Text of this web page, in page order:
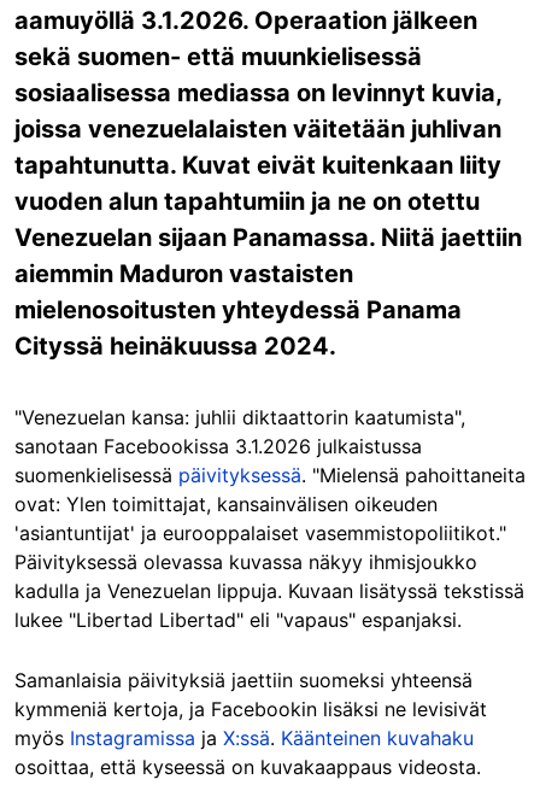
aamuyöllä 3.1.2026. Operaation jälkeen
sekä suomen- että muunkielisessä
sosiaalisessa mediassa on levinnyt kuvia,
joissa venezuelalaisten väitetään juhlivan
tapahtunutta. Kuvat eivät kuitenkaan liity
vuoden alun tapahtumiin ja ne on otettu
Venezuelan sijaan Panamassa. Niitä jaettiin
aiemmin Maduron vastaisten
mielenosoitusten yhteydessä Panama
Cityssä heinäkuussa 2024.
"Venezuelan kansa: juhlii diktaattorin kaatumista",
sanotaan Facebookissa 3.1.2026 julkaistussa
suomenkielisessä päivityksessä. "Mielensä pahoittaneita
ovat: Ylen toimittajat, kansainvälisen oikeuden
'asiantuntijat' ja eurooppalaiset vasemmistopoliitikot."
Päivityksessä olevassa kuvassa näkyy ihmisjoukko
kadulla ja Venezuelan lippuja. Kuvaan lisätyssä tekstissä
lukee "Libertad Libertad" eli "vapaus" espanjaksi.
Samanlaisia päivityksiä jaettiin suomeksi yhteensä
kymmeniä kertoja, ja Facebookin lisäksi ne levisivät
myös Instagramissa ja X:ssä. Käänteinen kuvahaku
osoittaa, että kyseessä on kuvakaappaus videosta.